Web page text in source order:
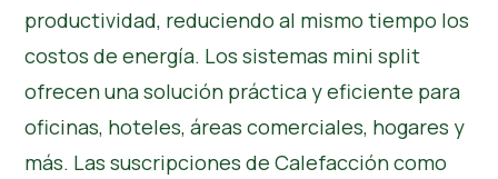
productividad, reduciendo al mismo tiempo los
costos de energía. Los sistemas mini split
ofrecen una solución práctica y eficiente para
oficinas, hoteles, áreas comerciales, hogares y
más. Las suscripciones de Calefacción como